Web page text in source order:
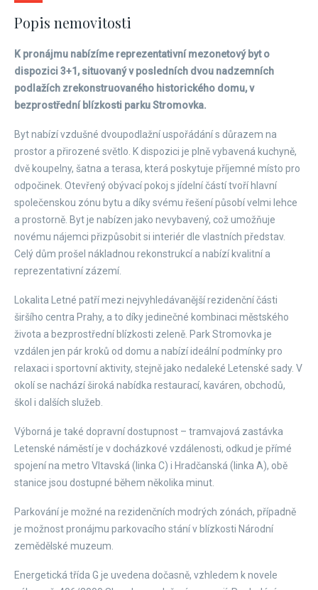
Popis nemovitosti
K pronájmu nabízíme reprezentativní mezonetový byt o
dispozici 3+1, situovaný v posledních dvou nadzemních
podlažích zrekonstruovaného historického domu, v
bezprostřední blízkosti parku Stromovka.
Byt nabízí vzdušné dvoupodlažní uspořádání s důrazem na
prostor a přirozené světlo. K dispozici je plně vybavená kuchyně,
dvě koupelny, šatna a terasa, která poskytuje příjemné místo pro
odpočinek. Otevřený obývací pokoj s jídelní částí tvoří hlavní
společenskou zónu bytu a díky svému řešení působí velmi lehce
a prostorně. Byt je nabízen jako nevybavený, což umožňuje
novému nájemci přizpůsobit si interiér dle vlastních představ.
Celý dům prošel nákladnou rekonstrukcí a nabízí kvalitní a
reprezentativní zázemí.
Lokalita Letné patří mezi nejvyhledávanější rezidenční části
širšího centra Prahy, a to díky jedinečné kombinaci městského
života a bezprostřední blízkosti zeleně. Park Stromovka je
vzdálen jen pár kroků od domu a nabízí ideální podmínky pro
relaxaci i sportovní aktivity, stejně jako nedaleké Letenské sady. V
okolí se nachází široká nabídka restaurací, kaváren, obchodů,
škol i dalších služeb.
Výborná je také dopravní dostupnost – tramvajová zastávka
Letenské náměstí je v docházkové vzdálenosti, odkud je přímé
spojení na metro Vltavská (linka C) i Hradčanská (linka A), obě
stanice jsou dostupné během několika minut.
Parkování je možné na rezidenčních modrých zónách, případně
je možnost pronájmu parkovacího stání v blízkosti Národní
zemědělské muzeum.
Energetická třída G je uvedena dočasně, vzhledem k novele